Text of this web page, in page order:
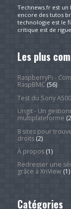
Technews.fr est un
encore des tutos
technologie est le
critique est de
Les plus
RaspberryPi -
RaspBMC(56)
Test du Sony
Ungit - Un
multiplateforme
8 sites pour
droits(2)
À propos(1)
Redresser une
grâce à XnView(1)
Catégories